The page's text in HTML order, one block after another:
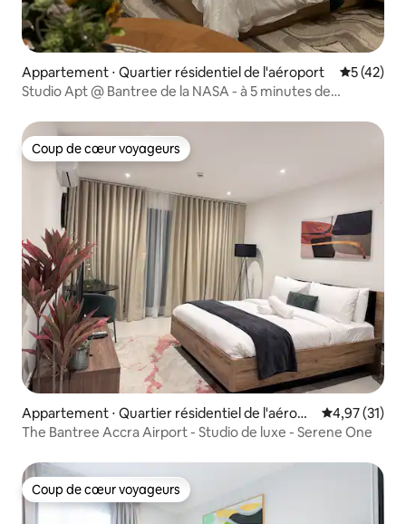
Appartement ⋅ Quartier résidentiel de l'aéroport
5 (42)
Studio Apt @ Bantree de la NASA - à 5 minutes de
Coup de cœur voyageurs
Coup de cœur voyageurs
Appartement ⋅ Quartier résidentiel de l'aéropo
rt
Évaluation
4,97 (31)
The Bantree Accra Airport - Studio de luxe - Serene One
Coup de cœur voyageurs
Coup de cœur voyageurs